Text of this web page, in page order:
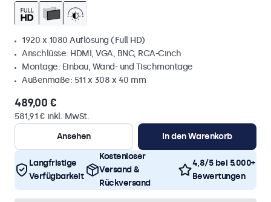
1920 x 1080 Auflösung (Full HD)
Anschlüsse: HDMI, VGA, BNC, RCA-Cinch
Montage: Einbau, Wand- und Tischmontage
Außenmaße: 511 x 308 x 40 mm
489,00 €
581,91 € inkl. MwSt.
Ansehen
In den Warenkorb
Langfristige
Verfügbarkeit
Kostenloser
Versand &
Rückversand
4,8/5 bei 5.000+
Bewertungen